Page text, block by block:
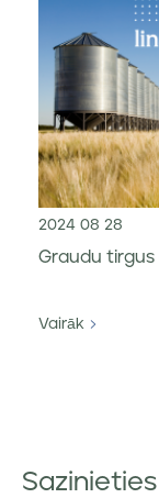
2024 08 28
Graudu tirgus
Vairāk